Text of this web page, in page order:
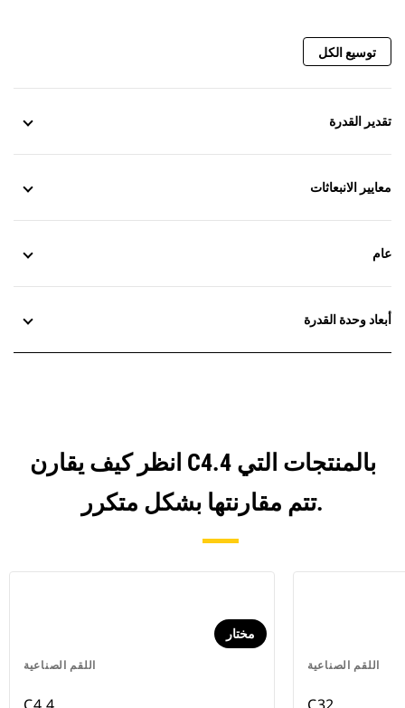
توسيع الكل
تقدير القدرة
معايير الانبعاثات
عام
أبعاد وحدة القدرة
انظر كيف يقارن C4.4 بالمنتجات التي
تتم مقارنتها بشكل متكرر.
اللقم الصناعية
مختار
اللقم الصناعية